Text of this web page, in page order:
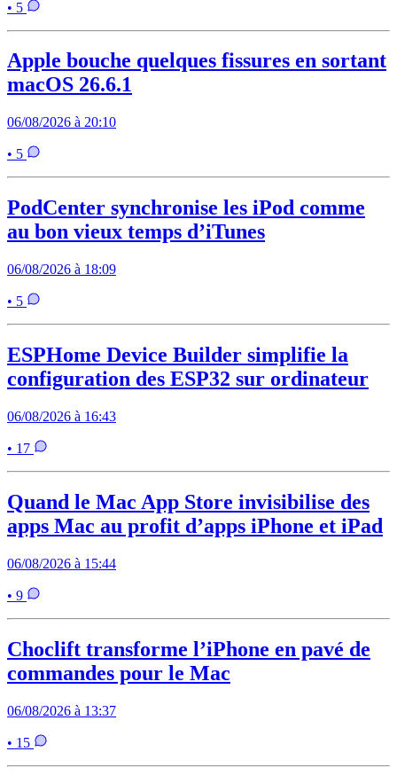
• 5
Apple bouche quelques fissures en sortant
macOS 26.6.1
06/08/2026 à 20:10
• 5
PodCenter synchronise les iPod comme
au bon vieux temps d’iTunes
06/08/2026 à 18:09
• 5
ESPHome Device Builder simplifie la
configuration des ESP32 sur ordinateur
06/08/2026 à 16:43
• 17
Quand le Mac App Store invisibilise des
apps Mac au profit d’apps iPhone et iPad
06/08/2026 à 15:44
• 9
Choclift transforme l’iPhone en pavé de
commandes pour le Mac
06/08/2026 à 13:37
• 15